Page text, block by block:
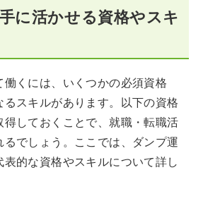
に活かせる資格やスキ
働くには、いくつかの必須資格
るスキルがあります。以下の資格
しておくことで、就職・転職活
でしょう。ここでは、ダンプ運
的な資格やスキルについて詳し